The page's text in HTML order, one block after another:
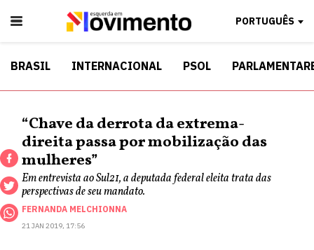
PORTUGUÊS
BRASIL INTERNACIONAL PSOL
“Chave da derrota da extrema-
direita passa por mobilização das
mulheres”
Em entrevista ao Sul21, a deputada federal eleita trata das
perspectivas de seu mandato.
FERNANDA MELCHIONNA
21 JAN 2019, 17:56